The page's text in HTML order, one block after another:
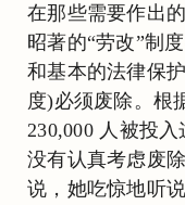
在那些需要作出
昭著的“劳改”制
和基本的法律保
度)必须废除。根
230,000 人被投
没有认真考虑废
说，她吃惊地听